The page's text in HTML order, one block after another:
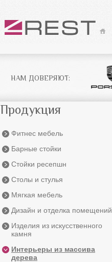
НАМ ДОВЕРЯЮТ:
Продукция
Фитнес мебель
Барные стойки
Стойки ресепшн
Столы и стулья
Мягкая мебель
Дизайн и отделка помещений
Изделия из искусственного
камня
Интерьеры из массива
дерева